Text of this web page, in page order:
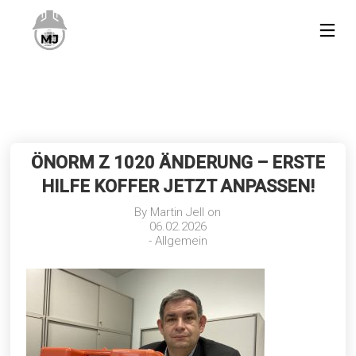
4 29 6
ÖNORM Z 1020 ÄNDERUNG – ERSTE
HILFE KOFFER JETZT ANPASSEN!
By Martin Jell on
06.02.2026
- Allgemein